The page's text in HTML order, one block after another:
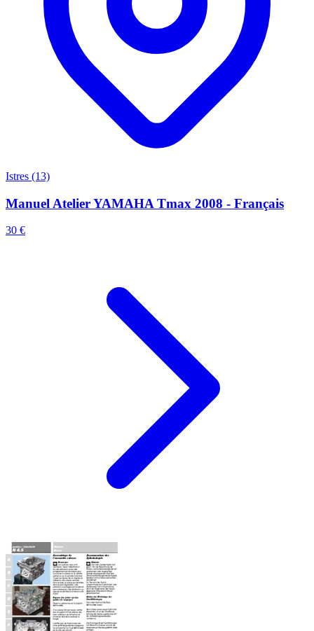
Istres (13)
Manuel Atelier YAMAHA Tmax 2008 - Français
30 €